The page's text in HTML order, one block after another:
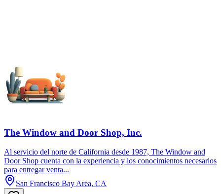
The Window and Door Shop, Inc.
Al servicio del norte de California desde 1987, The Window and
Door Shop cuenta con la experiencia y los conocimientos necesarios
para entregar venta...
San Francisco Bay Area, CA